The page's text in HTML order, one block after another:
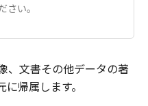
さい。
、文書その他データの著
帰属します。